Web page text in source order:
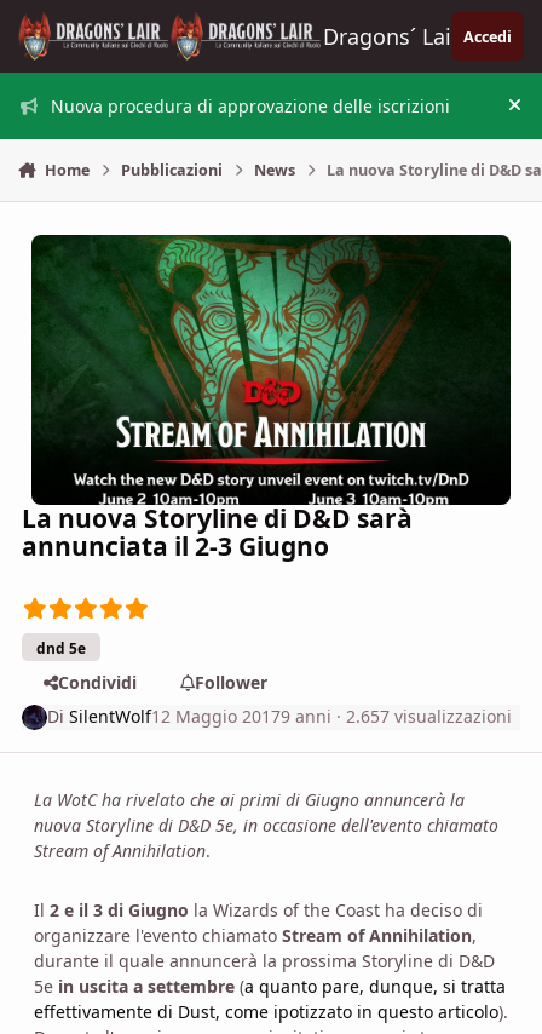
Vai al contenuto
Dragons´ Lair Accedi
Nuova procedura di approvazione delle iscrizioni
Home Pubblicazioni News La nuova Storyline di D&D
La nuova Storyline di D&D sarà
annunciata il 2-3 Giugno
dnd 5e
Condividi
Follower
DiSilentWolf12 Maggio 20179 anni · 2.657 visualizzazioni
La WotC ha rivelato che ai primi di Giugno annuncerà la
nuova Storyline di D&D 5e, in occasione dell'evento chiamato
Stream of Annihilation.
Il 2 e il 3 di Giugno la Wizards of the Coast ha deciso di
organizzare l'evento chiamato Stream of Annihilation,
durante il quale annuncerà la prossima Storyline di D&D
5e in uscita a settembre (a quanto pare, dunque, si tratta
effettivamente di Dust, come ipotizzato in questo articolo).